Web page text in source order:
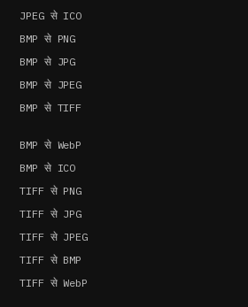
JPEG से ICO
BMP से PNG
BMP से JPG
BMP से JPEG
BMP से TIFF
BMP से WebP
BMP से ICO
TIFF से PNG
TIFF से JPG
TIFF से JPEG
TIFF से BMP
TIFF से WebP